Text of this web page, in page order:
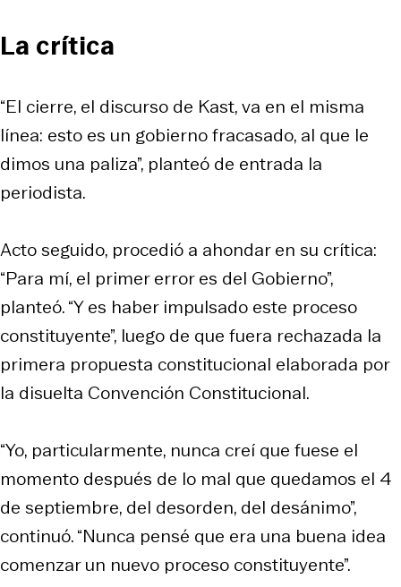
La crítica
“El cierre, el discurso de Kast, va en el misma
línea: esto es un gobierno fracasado, al que le
dimos una paliza”, planteó de entrada la
periodista.
Acto seguido, procedió a ahondar en su crítica:
“Para mí, el primer error es del Gobierno”,
planteó. “Y es haber impulsado este proceso
constituyente”, luego de que fuera rechazada la
primera propuesta constitucional elaborada por
la disuelta Convención Constitucional.
“Yo, particularmente, nunca creí que fuese el
momento después de lo mal que quedamos el 4
de septiembre, del desorden, del desánimo”,
continuó. “Nunca pensé que era una buena idea
comenzar un nuevo proceso constituyente”.